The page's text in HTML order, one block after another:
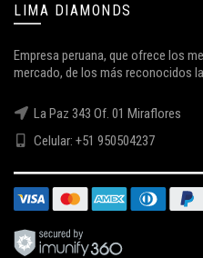
LIMA DIAMONDS
Empresa peruana, que ofrece los
mercado, de los más reconocidos
La Paz 343 Of. 01 Miraflores
Celular: +51 950504237